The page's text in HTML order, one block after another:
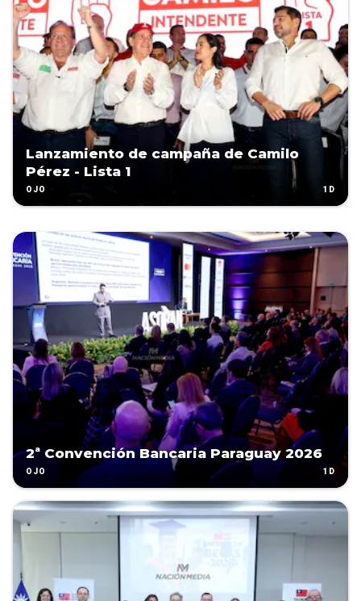
Lanzamiento de campaña de Camilo
Pérez - Lista 1
OJO 1D
2ª Convención Bancaria Paraguay 2026
OJO 1D